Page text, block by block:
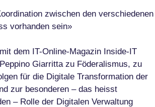
zwischen den verschiedenen
vorhanden sein»
dem IT-Online-Magazin Inside-IT
Giarritta zu Föderalismus, zu
für die Digitale Transformation der
zur besonderen – das heisst
– Rolle der Digitalen Verwaltung